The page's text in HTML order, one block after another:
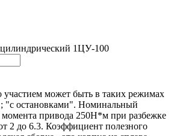
1ЦУ-100
участием может быть в таких режимах
"с остановками". Номинальный
момента привода 250Н*м при разбежке
2 до 6.3. Коэффициент полезного